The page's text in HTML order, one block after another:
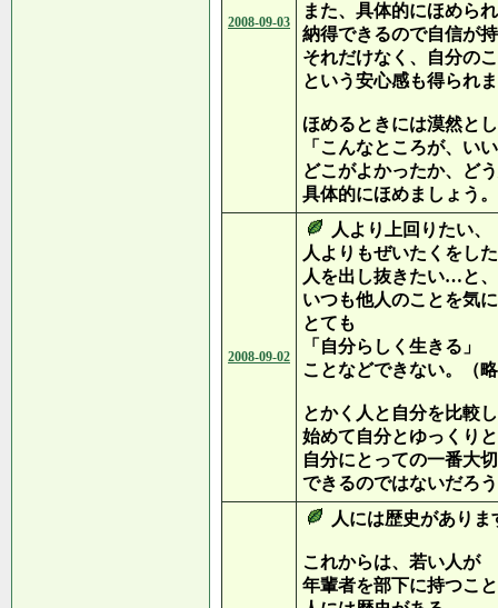
2008-09-03
また、具体的にほめら
納得できるので自信が
それだけなく、自分の
という安心感も得られ
ほめるときには漠然と
「こんなところが、い
どこがよかったか、ど
具体的にほめましょう。
2008-09-02
人より上回りたい、
人よりもぜいたくをし
人を出し抜きたい…と、
いつも他人のことを気
とても
「自分らしく生きる」
ことなどできない。（
とかく人と自分を比較
始めて自分とゆっくり
自分にとっての一番大
できるのではないだろ
人には歴史がありま
これからは、若い人が
年輩者を部下に持つこ